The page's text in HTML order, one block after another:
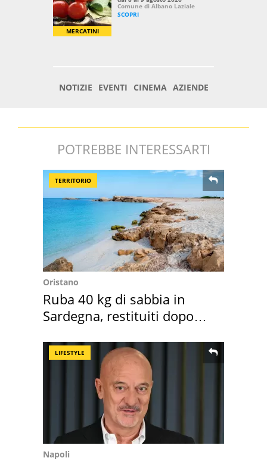
POTREBBE INTERESSARTI
TERRITORIO
Oristano
Ruba 40 kg di sabbia in
Sardegna, restituiti dopo
LIFESTYLE
Napoli